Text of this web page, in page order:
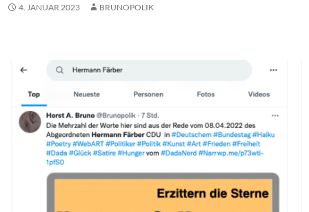
4. JANUAR 2023 BRUNOPOLIK